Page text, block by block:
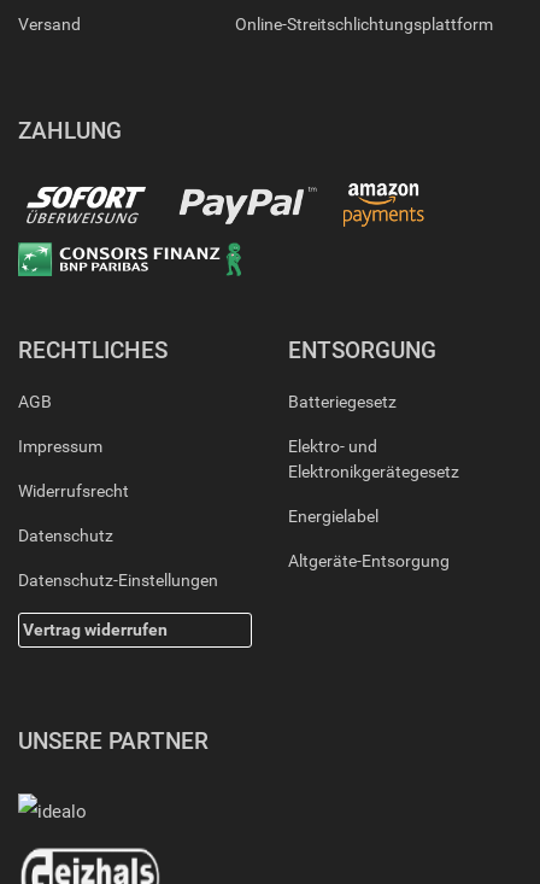
Versand Online-Streitschlichtungsplattform
ZAHLUNG
RECHTLICHES
AGB
Impressum
Widerrufsrecht
Datenschutz
Datenschutz-Einstellungen
Vertrag widerrufen
ENTSORGUNG
Batteriegesetz
Elektro- und
Elektronikgerätegesetz
Energielabel
Altgeräte-Entsorgung
UNSERE PARTNER